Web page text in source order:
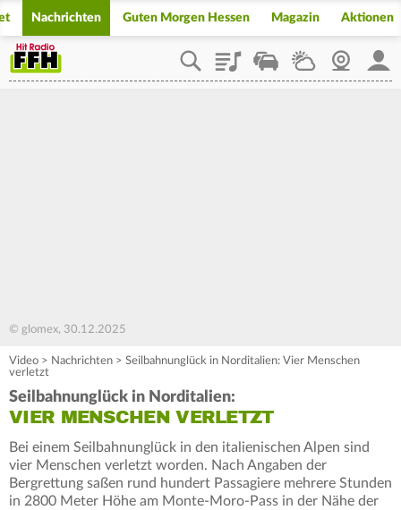
Nachrichten Guten Morgen Hessen Magazin Aktionen
PlaylistStaupilotWetterWebcam
© glomex, 30.12.2025
Video > Nachrichten > Seilbahnunglück in Norditalien: Vier Menschen
verletzt
Seilbahnunglück in Norditalien:
VIER MENSCHEN VERLETZT
Bei einem Seilbahnunglück in den italienischen Alpen sind
vier Menschen verletzt worden. Nach Angaben der
Bergrettung saßen rund hundert Passagiere mehrere Stunden
in 2800 Meter Höhe am Monte-Moro-Pass in der Nähe der